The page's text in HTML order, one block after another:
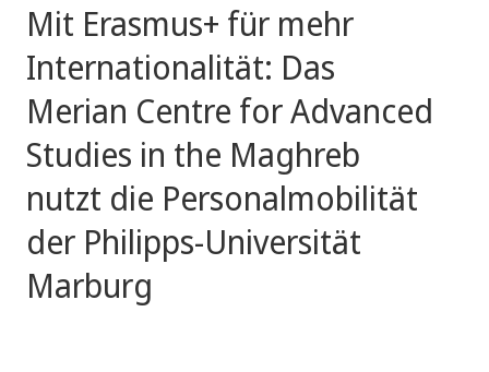
Mit Erasmus+ für mehr
Internationalität: Das
Merian Centre for Advanced
Studies in the Maghreb
nutzt die Personalmobilität
der Philipps-Universität
Marburg